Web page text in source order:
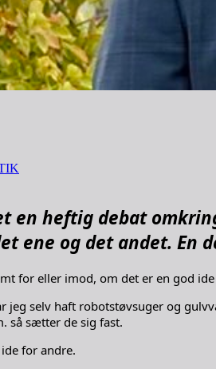
en heftig debat
ene og det andet. En
for eller imod, om det er en god
jeg selv haft robotstøvsuger og
så sætter de sig fast.
for andre.